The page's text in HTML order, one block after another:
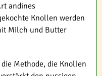
andines
Knollen werden
Milch und Butter
Methode, die Knollen